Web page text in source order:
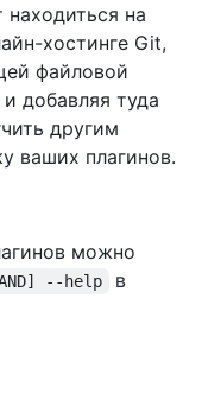
на
хостинге Git,
файловой
добавляя туда
другим
ваших плагинов.
можно
--help
в